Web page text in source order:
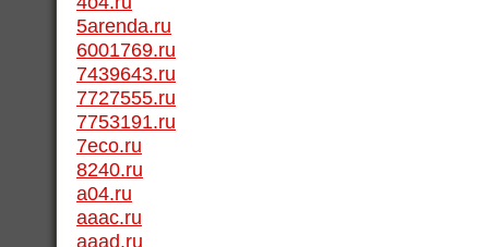
5arenda.ru
6001769.ru
7439643.ru
7727555.ru
7753191.ru
7eco.ru
8240.ru
a04.ru
aaac.ru
aaad.ru